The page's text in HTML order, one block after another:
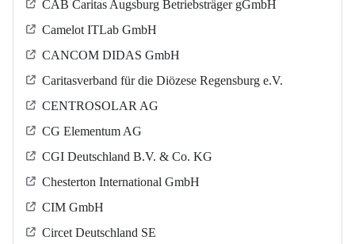
CAB Caritas Augsburg Betriebsträger gGmbH
Camelot ITLab GmbH
CANCOM DIDAS GmbH
Caritasverband für die Diözese Regensburg e.V.
CENTROSOLAR AG
CG Elementum AG
CGI Deutschland B.V. & Co. KG
Chesterton International GmbH
CIM GmbH
Circet Deutschland SE